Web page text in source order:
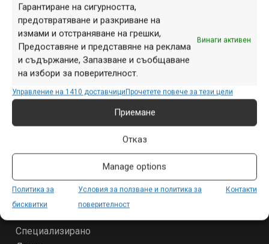
Гарантиране на сигурността,
предотвратяване и разкриване на
измами и отстраняване на грешки,
Предоставяне и представяне на реклама
и съдържание, Запазване и съобщаване
на избори за поверителност.
Винаги активен
Управление на 1410 доставчициПрочетете повече за тези цели
Приемане
Отказ
Manage options
Политика за
бисквитки
Условия за ползване и политика за
поверителност
Контакти
Начало
Продукти
Специализирано